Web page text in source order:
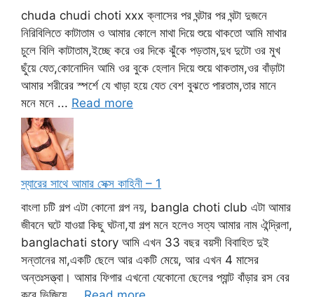
chuda chudi choti xxx ক্লাসের পর ঘন্টার পর ঘন্টা দুজনে
নিরিবিলিতে কাটাতাম ও আমার কোলে মাথা দিয়ে শুয়ে থাকতো আমি মাথার
চুলে বিলি কাটাতাম,ইচ্ছে করে ওর দিকে ঝুঁকে পড়তাম,দুধ দুটো ওর মুখ
ছুঁয়ে যেত,কোনোদিন আমি ওর বুকে হেলান দিয়ে শুয়ে থাকতাম,ওর বাঁড়াটা
আমার শরীরের স্পর্শে যে খাড়া হয়ে যেত বেশ বুঝতে পারতাম,তার মানে
মনে মনে ... Read more
স্যারের সাথে আমার সেক্স কাহিনী – 1
বাংলা চটি গল্প এটা কোনো গল্প নয়, bangla choti club এটা আমার
জীবনে ঘটে যাওয়া কিছু ঘটনা,যা গল্প মনে হলেও সত্য আমার নাম ঐন্দ্রিলা,
banglachati story আমি এখন 33 বছর বয়সী বিবাহিত দুই
সন্তানের মা,একটি ছেলে আর একটি মেয়ে, আর এখন 4 মাসের
অন্তঃসত্ত্বা। আমার ফিগার এখনো যেকোনো ছেলের প্যান্ট বাঁড়ার রস বের